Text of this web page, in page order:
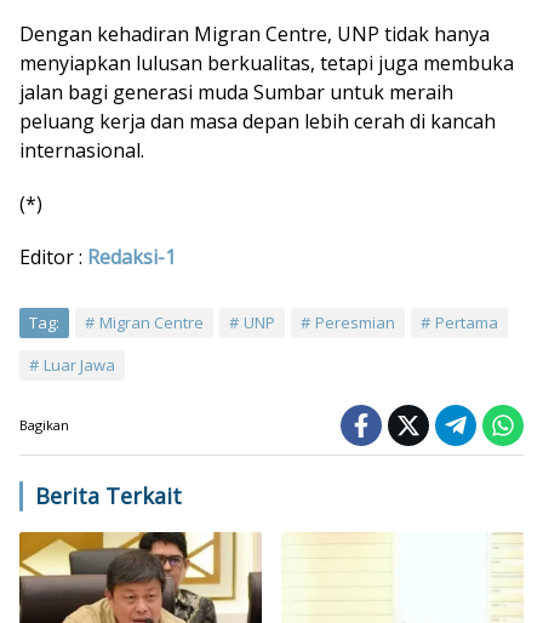
Dengan kehadiran Migran Centre, UNP tidak hanya
menyiapkan lulusan berkualitas, tetapi juga membuka
jalan bagi generasi muda Sumbar untuk meraih
peluang kerja dan masa depan lebih cerah di kancah
internasional.
(*)
Editor : Redaksi-1
Tag: Migran Centre UNP Peresmian
Pertama
Luar Jawa
Bagikan
Berita Terkait